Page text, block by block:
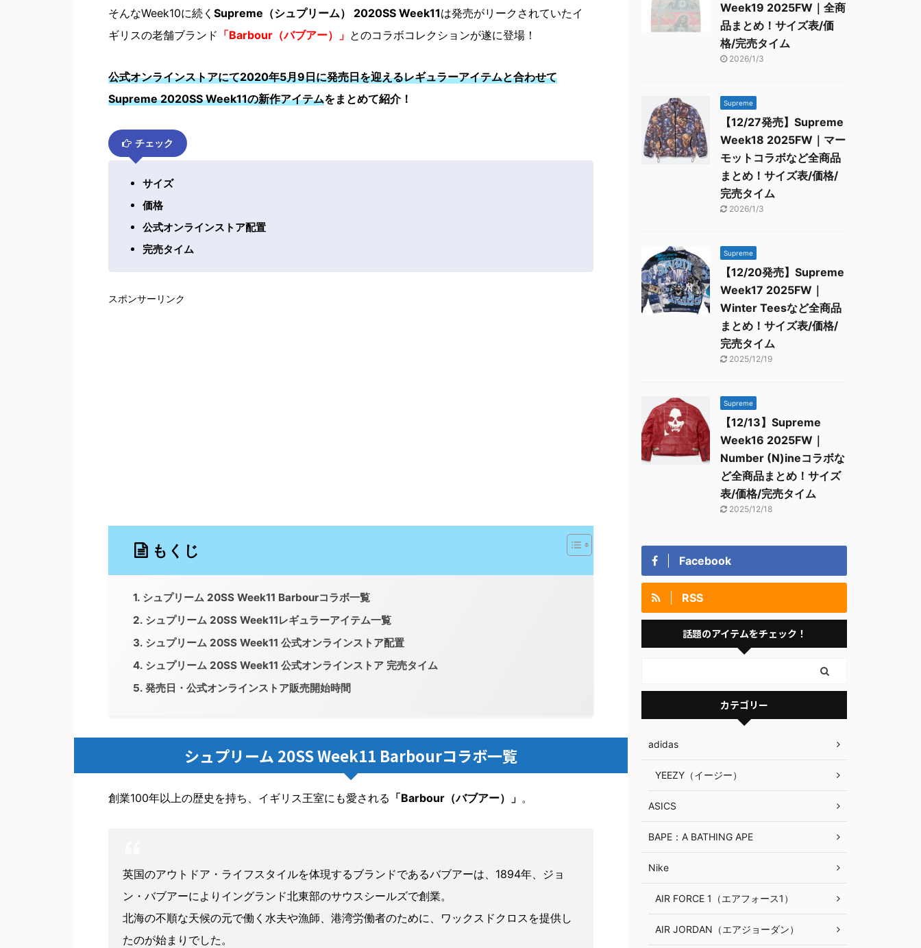
そんなWeek10に続く Supreme（シュプリーム） 2020SS Week11は発売がリークされていたイ
ギリスの老舗ブランド 「Barbour（バブアー）」 とのコラボコレクションが遂に登場！
公式オンラインストアにて2020年5月9日に発売日を迎えるレギュラーアイテムと合わせて
Supreme 2020SS Week11の新作アイテムをまとめて紹介！
チェック
サイズ
価格
公式オンラインストア配置
完売タイム
スポンサーリンク
もくじ
シュプリーム 20SS Week11 Barbourコラボ一覧
シュプリーム 20SS Week11レギュラーアイテム一覧
シュプリーム 20SS Week11 公式オンラインストア配置
シュプリーム 20SS Week11 公式オンラインストア 完売タイム
発売日・公式オンラインストア販売開始時間
シュプリーム 20SS Week11 Barbourコラボ一覧
創業100年以上の歴史を持ち、イギリス王室にも愛される 「Barbour（バブアー）」 。
英国のアウトドア・ライフスタイルを体現するブランドであるバブアーは、1894年、ジョ
ン・バブアーによりイングランド北東部のサウスシールズで創業。
北海の不順な天候の元で働く水夫や漁師、港湾労働者のために、ワックスドクロスを提供し
たのが始まりでした。
Week19 2025FW｜全商
品まとめ！サイズ表/価
格/完売タイム
2026/1/3
Supreme
【12/27発売】Supreme
Week18 2025FW｜マー
モットコラボなど全商品
まとめ！サイズ表/価格/
完売タイム
2026/1/3
Supreme
【12/20発売】Supreme
Week17 2025FW｜
Winter Teesなど全商品
まとめ！サイズ表/価格/
完売タイム
2025/12/19
Supreme
【12/13】Supreme
Week16 2025FW｜
Number (N)ineコラボな
ど全商品まとめ！サイズ
表/価格/完売タイム
2025/12/18
Facebook
RSS
話題のアイテムをチェック！
カテゴリー
adidas
YEEZY（イージー）
ASICS
BAPE：A BATHING APE
Nike
AIR FORCE 1（エアフォース1）
AIR JORDAN（エアジョーダン）